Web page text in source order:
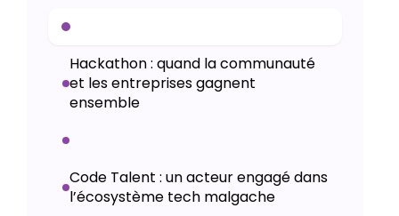
Hackathon : quand la communauté
et les entreprises gagnent
ensemble
Code Talent : un acteur engagé dans
l’écosystème tech malgache